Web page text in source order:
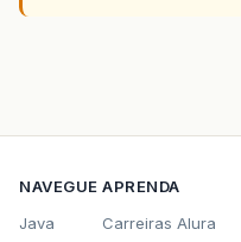
NAVEGUE
Java
APRENDA
Carreiras Alura